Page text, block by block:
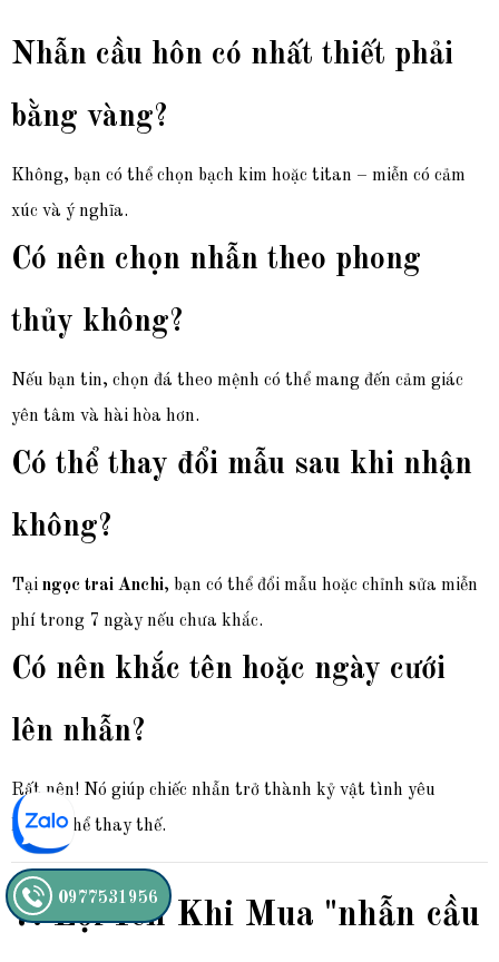
Nhẫn cầu hôn có nhất thiết phải
bằng vàng?
Không, bạn có thể chọn bạch kim hoặc titan – miễn có cảm
xúc và ý nghĩa.
Có nên chọn nhẫn theo phong
thủy không?
Nếu bạn tin, chọn đá theo mệnh có thể mang đến cảm giác
yên tâm và hài hòa hơn.
Có thể thay đổi mẫu sau khi nhận
không?
Tại ngọc trai Anchi, bạn có thể đổi mẫu hoặc chỉnh sửa miễn
phí trong 7 ngày nếu chưa khắc.
Có nên khắc tên hoặc ngày cưới
lên nhẫn?
Rất nên! Nó giúp chiếc nhẫn trở thành kỷ vật tình yêu
không thể thay thế.
7. Lợi Ích Khi Mua "nhẫn cầu
0977531956